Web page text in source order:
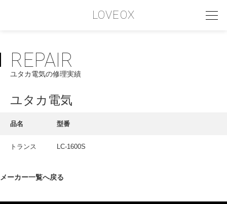
LOVEOX
PHILOSOPHY
フィロソフィー
COMPANY PROFILE
INTERVIEW
REPAIR
ユタカ電気の修理実績
ユタカ電気
品名 型番
トランス LC-1600S
メーカー一覧へ戻る